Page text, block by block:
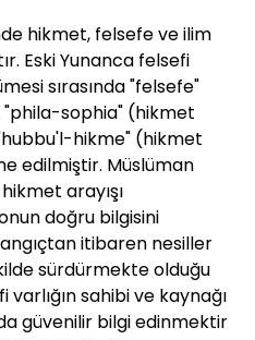
hikmet, felsefe ve ilim
Eski Yunanca felsefi
sırasında "felsefe"
"phila-sophia" (hikmet
hikme" (hikmet
edilmiştir. Müslüman
arayışı
doğru bilgisini
itibaren nesiller
sürdürmekte olduğu
sahibi ve kaynağı
güvenilir bilgi edinmektir